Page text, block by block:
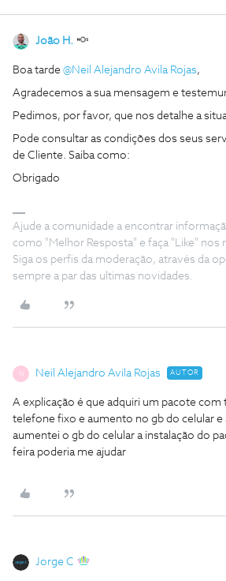
João H.
Boa tarde @Neil Alejandro Avila Rojas,
Agradecemos a sua mensagem e
Pedimos, por favor, que nos detalhe a
Pode consultar as condições dos seus
de Cliente. Saiba como:
Obrigado
Ajude a comunidade a encontrar
como "Melhor Resposta" e faça "Like"
Siga os perfis da moderação, através da
sempre a par das ultimas novidades.
N Neil Alejandro Avila Rojas AUTOR
A explicação é que adquiri um pacote
telefone fixo e aumento no gb do celular e
aumentei o gb do celular a instalação do
feira poderia me ajudar
Jorge C